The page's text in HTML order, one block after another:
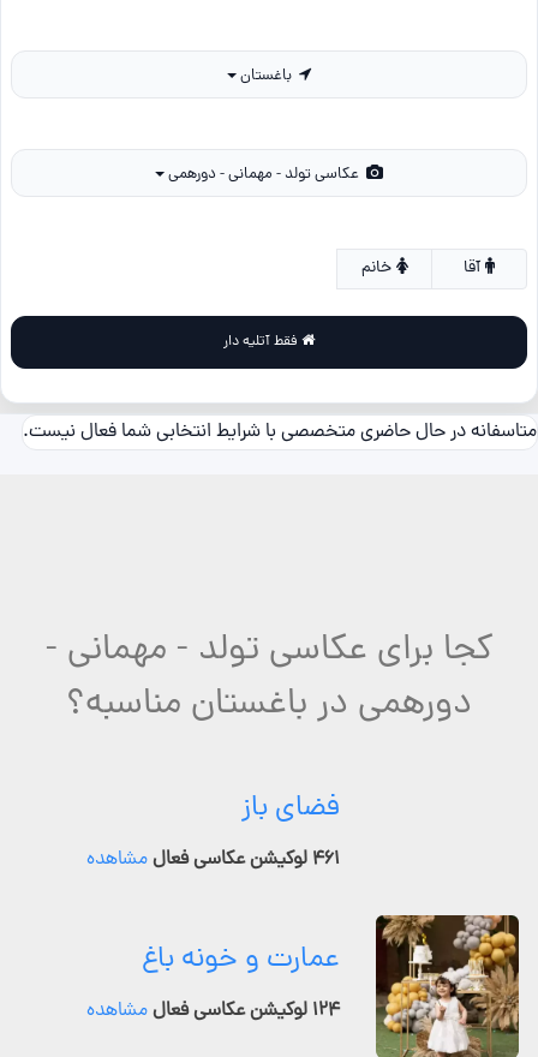
خانم
متاسفانه در حال حاضری متخصصی با شرایط انتخابی شما فعال نیست.
کجا برای عکاسی تولد - مهمانی -
دورهمی در باغستان مناسبه؟
فضای باز
۴۶۱ لوکیشن عکاسی فعال مشاهده
عمارت و خونه باغ
۱۲۴ لوکیشن عکاسی فعال مشاهده